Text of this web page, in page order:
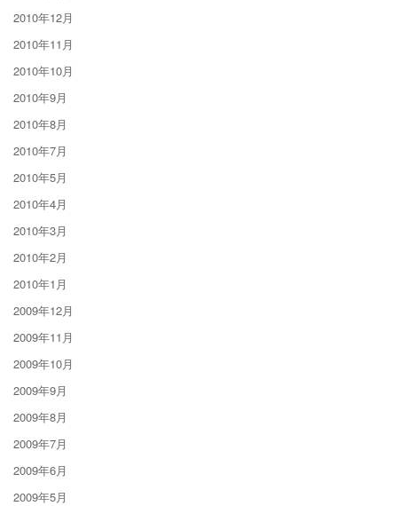
2010年12月
2010年11月
2010年10月
2010年9月
2010年8月
2010年7月
2010年5月
2010年4月
2010年3月
2010年2月
2010年1月
2009年12月
2009年11月
2009年10月
2009年9月
2009年8月
2009年7月
2009年6月
2009年5月